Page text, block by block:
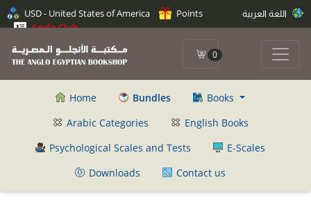
USD - United States of America
Points
Anglo Club
0
Home Bundles
Books
Arabic Categories
English Books
Psychological Scales and Tests
E-Scales
Downloads
Contact us